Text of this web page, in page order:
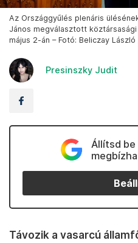
Az Országgyűlés plenáris
János megválasztott
május 2-án – Fotó: Beliczay László
Presinszky Judit
Állítsd be
Távozik a vasarcú